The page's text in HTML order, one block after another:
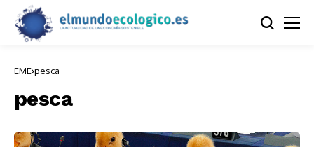
EME pesca
pesca